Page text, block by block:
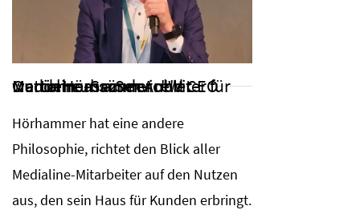
Medialine-Gründer und CEO Martin Hörhammer: "Wir wandeln uns zum Anbieter für Outcome as a Service"
Hörhammer hat eine andere
Philosophie, richtet den Blick aller
Medialine-Mitarbeiter auf den Nutzen
aus, den sein Haus für Kunden erbringt.